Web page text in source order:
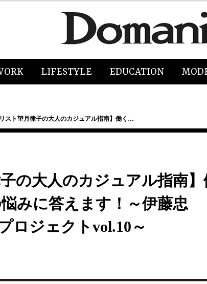
LIFESTYLE EDUCATION
リスト望月律子の大人のカジュアル指南】働く…
の大人のカジュアル指南】
みに答えます！～伊藤忠
ロジェクトvol.10～